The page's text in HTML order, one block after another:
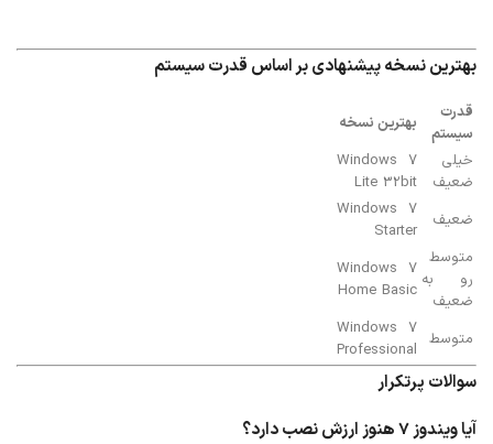
بهترین نسخه پیشنهادی بر اساس قدرت سیستم
قدرت
سیستم
بهترین نسخه
خیلی
ضعیف
Windows 7
Lite 32bit
ضعیف
Windows 7
Starter
متوسط
رو به
ضعیف
Windows 7
Home Basic
متوسط Windows 7
Professional
سوالات پرتکرار
آیا ویندوز 7 هنوز ارزش نصب دارد؟